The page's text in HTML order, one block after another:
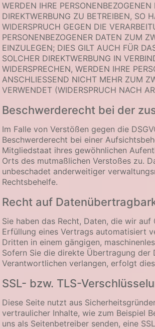
WERDEN IHRE
DIREKTWERBUNG ZU BETREIBEN, SO
WIDERSPRUCH GEGEN DIE
PERSONENBEZOGENER DATEN ZUM
EINZULEGEN; DIES GILT AUCH FÜR
SOLCHER DIREKTWERBUNG IN
WIDERSPRECHEN, WERDEN IHRE
ANSCHLIESSEND NICHT MEHR ZUM
VERWENDET (WIDERSPRUCH NACH
Beschwerderecht bei der
Im Falle von Verstößen gegen die
Beschwerderecht bei einer
Mitgliedstaat ihres gewöhnlichen
Orts des mutmaßlichen Verstoßes zu.
unbeschadet anderweitiger
Rechtsbehelfe.
Recht auf
Sie haben das Recht, Daten, die wir
Erfüllung eines Vertrags automatisiert
Dritten in einem gängigen,
Sofern Sie die direkte Übertragung der
Verantwortlichen verlangen, erfolgt
SSL- bzw. TLS-
Diese Seite nutzt aus
vertraulicher Inhalte, wie zum Beispiel
uns als Seitenbetreiber senden, eine